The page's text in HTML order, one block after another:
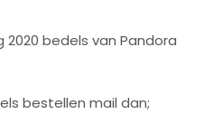
bedels van Pandora
bestellen mail dan;